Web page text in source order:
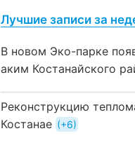
Лучшие записи за
В новом Эко-парке
аким Костанайского
Реконструкцию
Костанае
+6